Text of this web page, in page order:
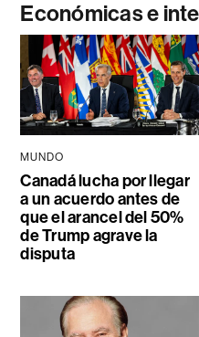
Económicas e
MUNDO
Canadá lucha por llegar
a un acuerdo antes de
que el arancel del 50%
de Trump agrave la
disputa